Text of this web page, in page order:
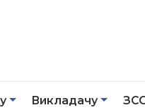
Викладачу